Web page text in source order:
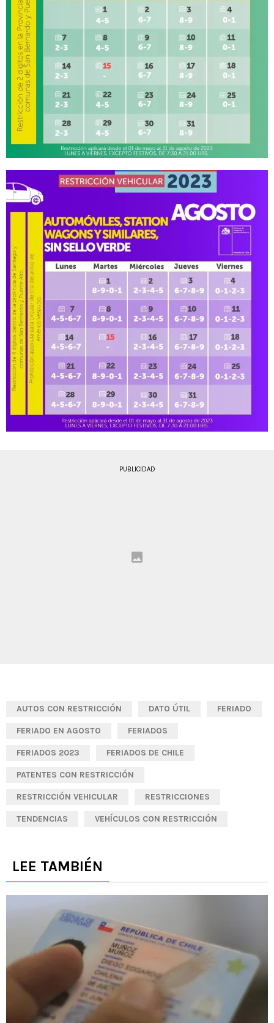
PUBLICIDAD
AUTOS CON RESTRICCIÓN DATO ÚTIL FERIADO
FERIADO EN AGOSTO FERIADOS
FERIADOS 2023 FERIADOS DE CHILE
PATENTES CON RESTRICCIÓN
RESTRICCIÓN VEHICULAR RESTRICCIONES
TENDENCIAS VEHÍCULOS CON RESTRICCIÓN
LEE TAMBIÉN